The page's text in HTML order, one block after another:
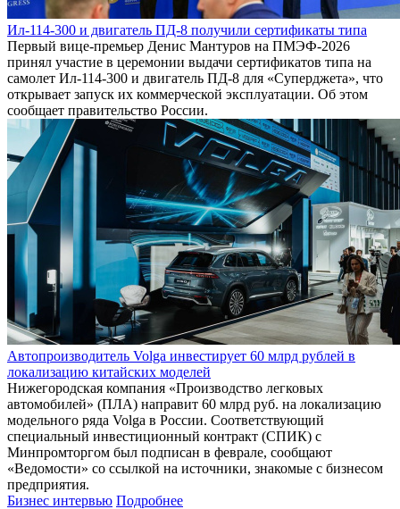
Ил-114-300 и двигатель ПД-8 получили сертификаты типа
Первый вице-премьер Денис Мантуров на ПМЭФ-2026
принял участие в церемонии выдачи сертификатов типа на
самолет Ил-114-300 и двигатель ПД-8 для «Суперджета», что
открывает запуск их коммерческой эксплуатации. Об этом
сообщает правительство России.
Автопроизводитель Volga инвестирует 60 млрд рублей в
локализацию китайских моделей
Нижегородская компания «Производство легковых
автомобилей» (ПЛА) направит 60 млрд руб. на локализацию
модельного ряда Volga в России. Соответствующий
специальный инвестиционный контракт (СПИК) с
Минпромторгом был подписан в феврале, сообщают
«Ведомости» со ссылкой на источники, знакомые с бизнесом
предприятия.
Бизнес интервью Подробнее